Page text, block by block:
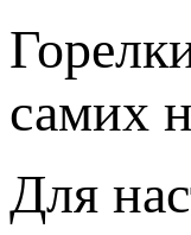
самих
Для